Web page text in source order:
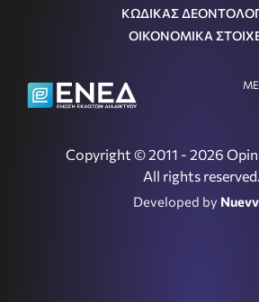
ΚΩΔΙΚΑΣ
ΟΙΚΟΝΟΜΙΚΑ
Copyright © 2011 - 2026
All rights reserved.
Developed by